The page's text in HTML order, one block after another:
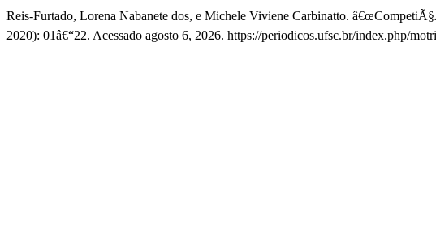
Reis-Furtado, Lorena Nabanete dos, e Michele Viviene Carbinatto.
2020): 01â€“22. Acessado agosto 6, 2026. https://periodicos.ufsc.br/index.php/